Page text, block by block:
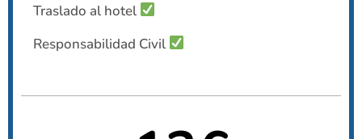
Traslado al hotel
Responsabilidad Civil